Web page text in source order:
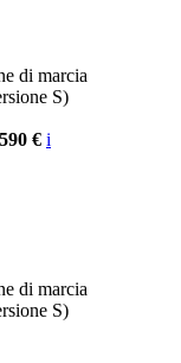
di marcia
S)
€ i
di marcia
S)